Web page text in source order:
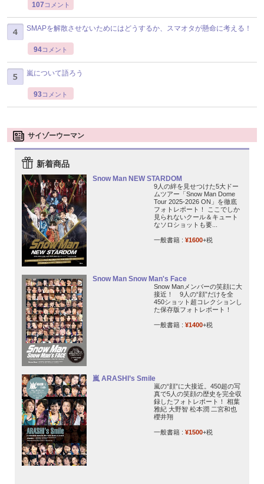
107 コメント
SMAPを解散させないためにはどうするか、スマオタが懸命に考える！
94コメント
嵐について語ろう
93コメント
サイゾーウーマン
新着商品
Snow Man NEW STARDOM
9人の絆を見せつけた5大ドー
ムツアー「Snow Man Dome
Tour 2025-2026 ON」を徹底
フォトレポート！ ここでしか
見られないクール＆キュート
なソロショットも要...
一般書籍 : ¥1600+税
Snow Man Snow Man's Face
Snow Manメンバーの笑顔に大
接近！ 9人の“顔”だけを全
450ショット超コレクションし
た保存版フォトレポート！
一般書籍 : ¥1400+税
嵐 ARASHI’s Smile
嵐の“顔”に大接近。450超の写
真で5人の笑顔の歴史を完全収
録したフォトレポート！ 相葉
雅紀 大野智 松本潤 二宮和也
櫻井翔
一般書籍 : ¥1500+税